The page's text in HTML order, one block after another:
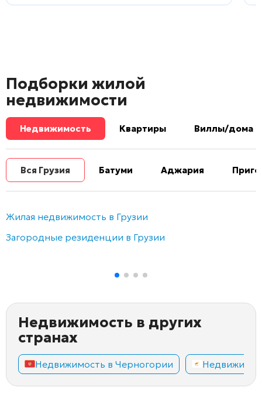
Подборки жилой
недвижимости
Недвижимость Квартиры Виллы/дома
Вся Грузия Батуми Аджария
Жилая недвижимость в Грузии
Загородные резиденции в Грузии
Недвижимость в других
странах
Недвижимость в Черногории